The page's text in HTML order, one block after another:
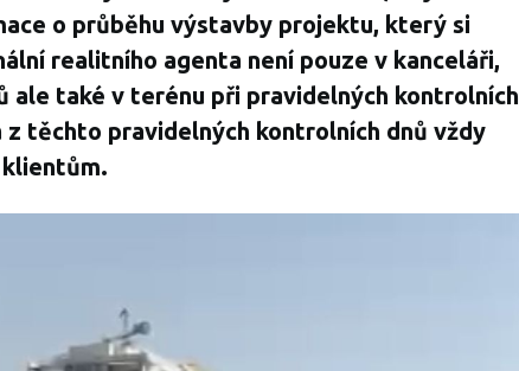
o průběhu výstavby projektu, který si
realitního agenta není pouze v kanceláři,
ale také v terénu při pravidelných kontrolních
těchto pravidelných kontrolních dnů vždy